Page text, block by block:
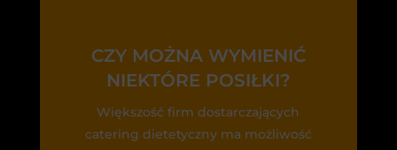
CZY MOŻNA WYMIENIĆ
NIEKTÓRE POSIŁKI?
Większość firm dostarczających
catering dietetyczny ma możliwość